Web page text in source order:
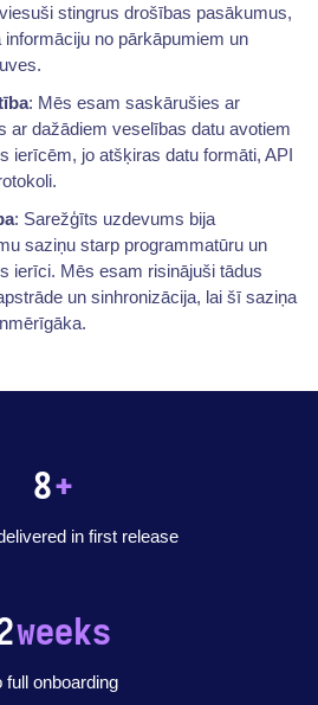
stingrus drošības pasākumus,
informāciju no pārkāpumiem un
: Mēs esam saskārušies ar
ar dažādiem veselības datu avotiem
ierīcēm, jo atšķiras datu formāti, API
: Sarežģīts uzdevums bija
saziņu starp programmatūru un
ierīci. Mēs esam risinājuši tādus
un sinhronizācija, lai šī saziņa
8+
in first release
weeks
full onboarding